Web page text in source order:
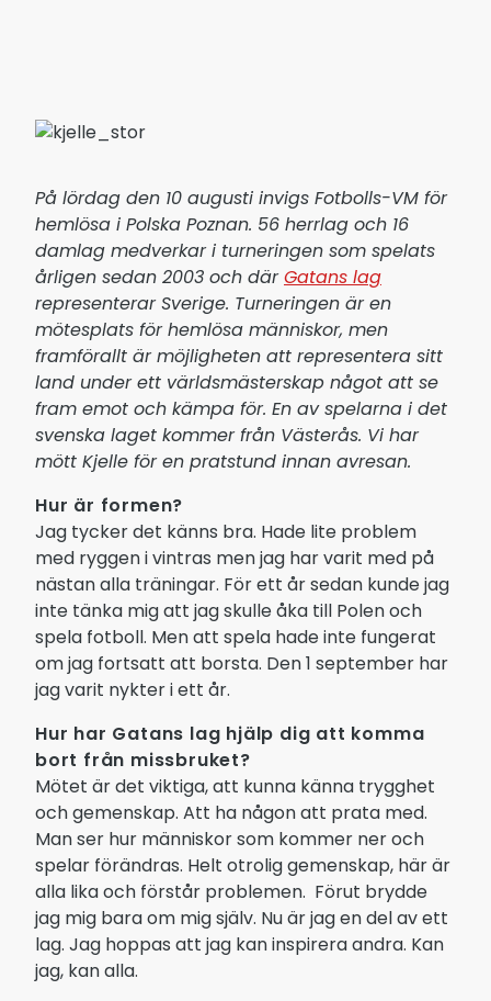
På lördag den 10 augusti invigs Fotbolls-VM för
hemlösa i Polska Poznan. 56 herrlag och 16
damlag medverkar i turneringen som spelats
årligen sedan 2003 och därGatans lag
representerar Sverige. Turneringen är en
mötesplats för hemlösa människor, men
framförallt är möjligheten att representera sitt
land under ett världsmästerskap något att se
fram emot och kämpa för. En av spelarna i det
svenska laget kommer från Västerås. Vi har
mött Kjelle för en pratstund innan avresan.
Hur är formen?
Jag tycker det känns bra. Hade lite problem
med ryggen i vintras men jag har varit med på
nästan alla träningar. För ett år sedan kunde jag
inte tänka mig att jag skulle åka till Polen och
spela fotboll. Men att spela hade inte fungerat
om jag fortsatt att borsta. Den 1 september har
jag varit nykter i ett år.
Hur har Gatans lag hjälp dig att komma
bort från missbruket?
Mötet är det viktiga, att kunna känna trygghet
och gemenskap. Att ha någon att prata med.
Man ser hur människor som kommer ner och
spelar förändras. Helt otrolig gemenskap, här är
alla lika och förstår problemen. Förut brydde
jag mig bara om mig själv. Nu är jag en del av ett
lag. Jag hoppas att jag kan inspirera andra. Kan
jag, kan alla.